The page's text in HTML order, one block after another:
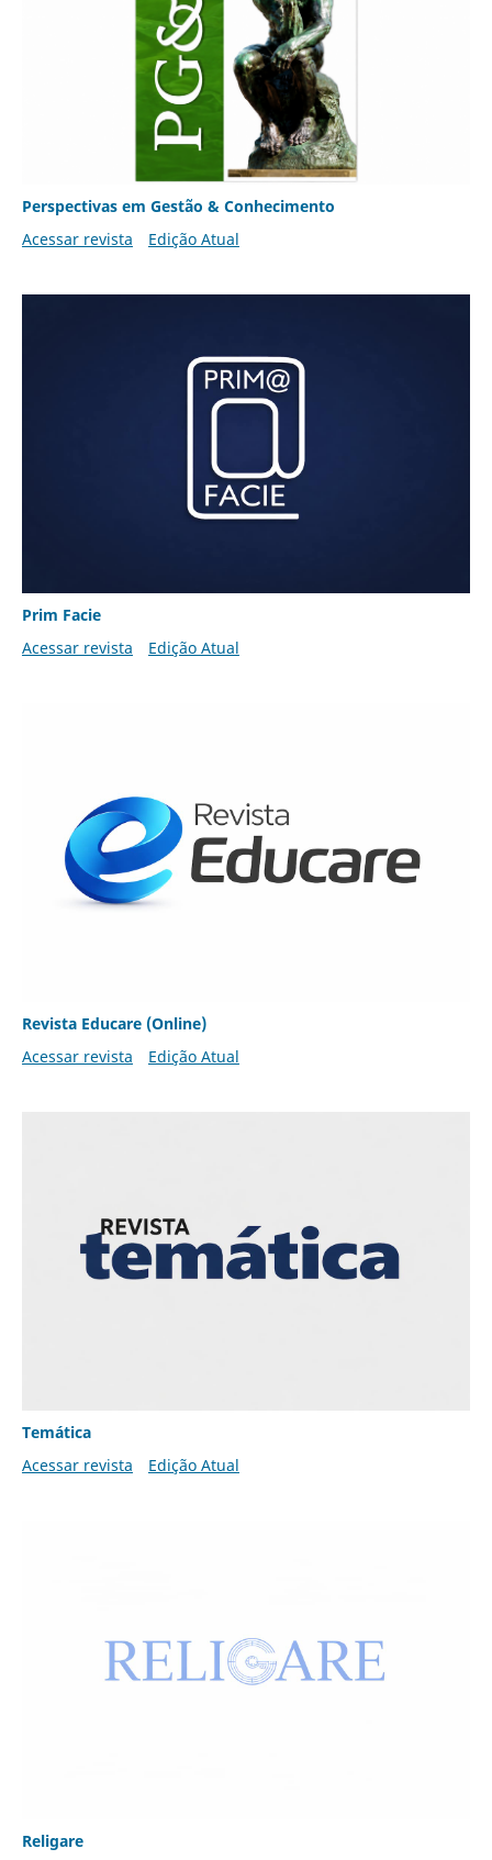
Perspectivas em Gestão & Conhecimento
Acessar revista
Edição Atual
Prim Facie
Acessar revista
Edição Atual
Revista Educare (Online)
Acessar revista
Edição Atual
Temática
Acessar revista
Edição Atual
Religare